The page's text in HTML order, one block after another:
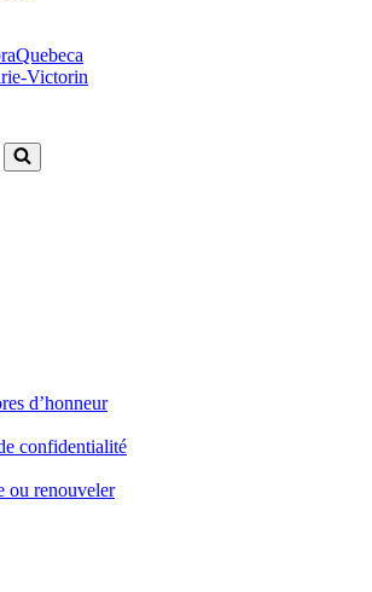
Victorin
d’honneur
confidentialité
ou renouveler